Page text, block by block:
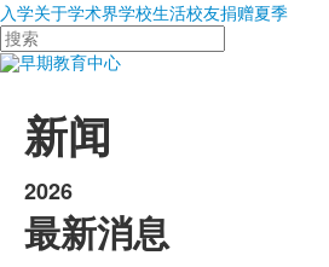
入学关于学术界学校生活校友捐赠夏季
搜
索
新闻
2026
最新消息